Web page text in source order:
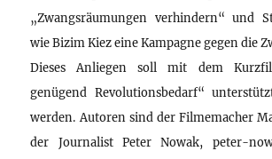
„Zwangsräumungen verhindern“ und
wie Bizim Kiez eine Kampagne gegen die
Dieses Anliegen soll mit dem
genügend Revolutionsbedarf“
werden. Autoren sind der Filmemacher
der Journalist Peter Nowak, peter-